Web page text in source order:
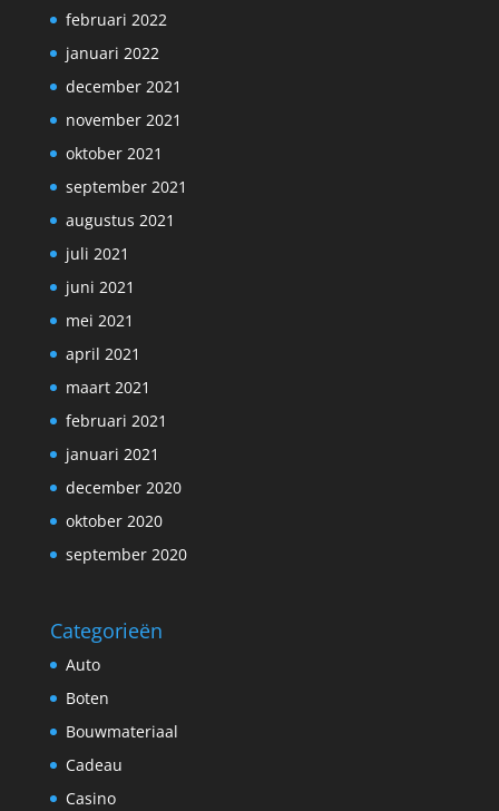
februari 2022
januari 2022
december 2021
november 2021
oktober 2021
september 2021
augustus 2021
juli 2021
juni 2021
mei 2021
april 2021
maart 2021
februari 2021
januari 2021
december 2020
oktober 2020
september 2020
Categorieën
Auto
Boten
Bouwmateriaal
Cadeau
Casino